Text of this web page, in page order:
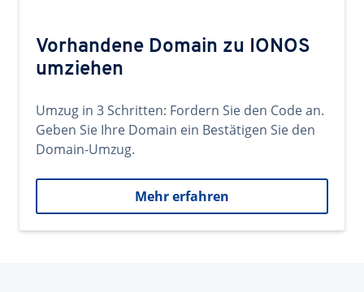
Vorhandene Domain zu IONOS
umziehen
Umzug in 3 Schritten: Fordern Sie den Code an.
Geben Sie Ihre Domain ein Bestätigen Sie den
Domain-Umzug.
Mehr erfahren